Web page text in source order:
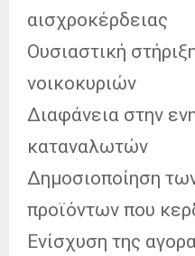
αισχροκέρδειας
Ουσιαστική
νοικοκυριών
Διαφάνεια στην
καταναλωτών
Δημοσιοποίηση
προϊόντων που
Ενίσχυση της